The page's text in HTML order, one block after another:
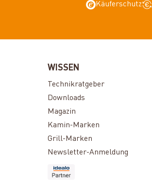
Käuferschutz
WISSEN
Technikratgeber
Downloads
Magazin
Kamin-Marken
Grill-Marken
Newsletter-Anmeldung